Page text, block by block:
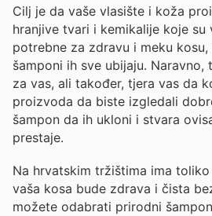
Cilj je da vaše vlasište i koža
hranjive tvari i kemikalije koje su
potrebne za zdravu i meku
šamponi ih sve ubijaju.
za vas, ali također, tjera vas da
proizvoda da biste izgledali
šampon da ih ukloni i stvara
prestaje.
Na hrvatskim tržištima ima
vaša kosa bude zdrava i čista bez zagađenja.
možete odabrati prirodni